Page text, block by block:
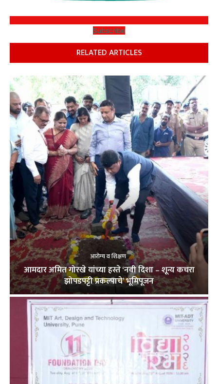
Subscribe
RELATED ARTICLES
आरोग्य व शिक्षण
आमदार अमित गोरखे यांच्या हस्ते ‘नवी दिशा – शून्य कचरा
झोपडपट्टी प्रकल्पाचे’ भूमिपूजन